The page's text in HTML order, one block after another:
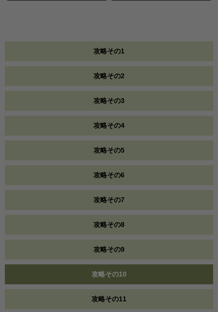
攻略その1
攻略その2
攻略その3
攻略その4
攻略その5
攻略その6
攻略その7
攻略その8
攻略その9
攻略その10
攻略その11